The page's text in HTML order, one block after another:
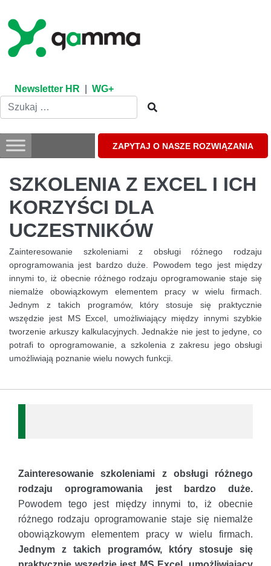
content
Newsletter HR WG+
ZAPYTAJ O NASZE ROZWIĄZANIA
SZKOLENIA Z EXCEL I ICH
KORZYŚCI DLA
UCZESTNIKÓW
Zainteresowanie szkoleniami z obsługi różnego rodzaju
oprogramowania jest bardzo duże. Powodem tego jest między
innymi to, iż obecnie różnego rodzaju oprogramowanie staje się
niemalże obowiązkowym elementem pracy w wielu firmach.
Jednym z takich programów, który stosuje się praktycznie
wszędzie jest MS Excel, umożliwiający między innymi szybkie
tworzenie arkuszy kalkulacyjnych. Jednakże nie jest to jedyne, co
potrafi to oprogramowanie, a szkolenia z zakresu jego obsługi
umożliwiają poznanie wielu nowych funkcji.
Zainteresowanie szkoleniami z obsługi różnego
rodzaju oprogramowania jest bardzo duże.
Powodem tego jest między innymi to, iż obecnie
różnego rodzaju oprogramowanie staje się niemalże
obowiązkowym elementem pracy w wielu firmach.
Jednym z takich programów, który stosuje się